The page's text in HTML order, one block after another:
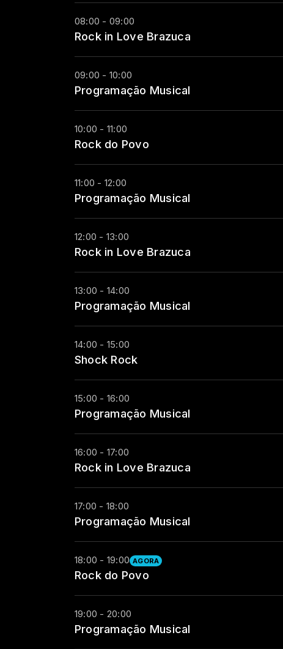
08:00 - 09:00
Rock in Love Brazuca
09:00 - 10:00
Programação Musical
10:00 - 11:00
Rock do Povo
11:00 - 12:00
Programação Musical
12:00 - 13:00
Rock in Love Brazuca
13:00 - 14:00
Programação Musical
14:00 - 15:00
Shock Rock
15:00 - 16:00
Programação Musical
16:00 - 17:00
Rock in Love Brazuca
17:00 - 18:00
Programação Musical
18:00 - 19:00 AGORA
Rock do Povo
19:00 - 20:00
Programação Musical